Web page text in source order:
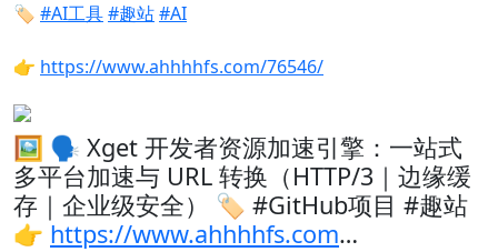
🏷️ #AI工具#趣站#AI
👉 https://www.ahhhhfs.com/76546/
🖼 🗣️ Xget 开发者资源加速引擎：一站式
多平台加速与 URL 转换（HTTP/3｜边缘缓
存｜企业级安全） 🏷️ #GitHub项目 #趣站
👉 https://www.ahhhhfs.com…